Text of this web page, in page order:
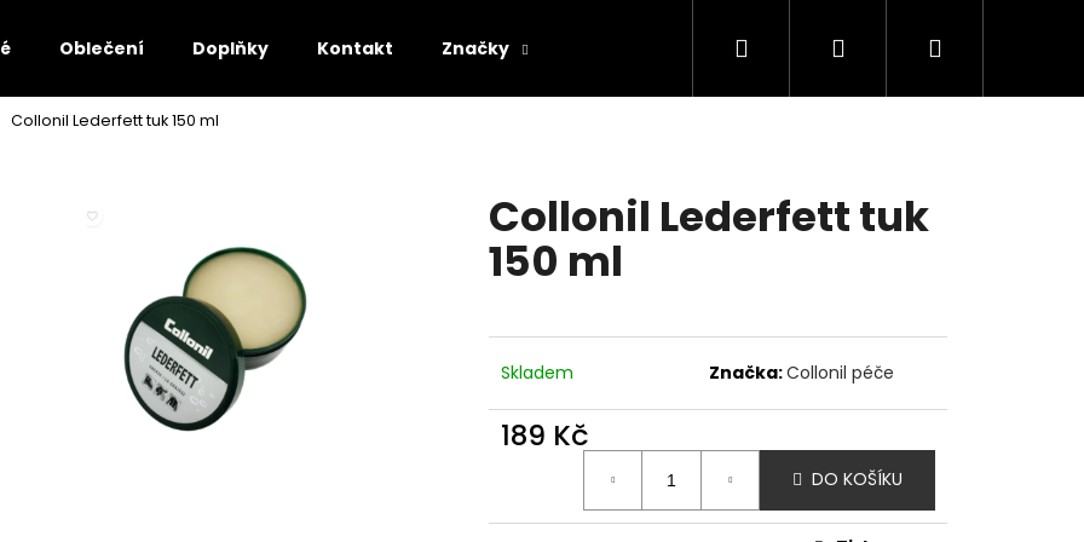
Oblečení Doplňky Kontakt Značky Hledat PřihlášeníNákupní
Collonil Lederfett tuk 150 ml
Collonil Lederfett tuk
150 ml
Skladem Značka:Collonil péče
189 Kč
DO KOŠÍKU
Co potřebujete najít?
Doporučujeme
AFFENZAHN BAREFOOT TENISKY SNEAKER